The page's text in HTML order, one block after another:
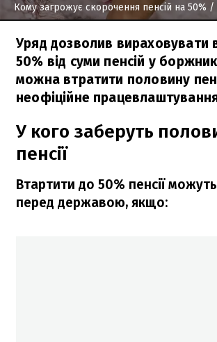
Кому загрожує скорочення пенсій на 50% /
Уряд дозволив вираховувати
50% від суми пенсій у
можна втратити половину
неофіційне
У кого заберуть
пенсії
Втартити до 50% пенсії
перед державою, якщо: